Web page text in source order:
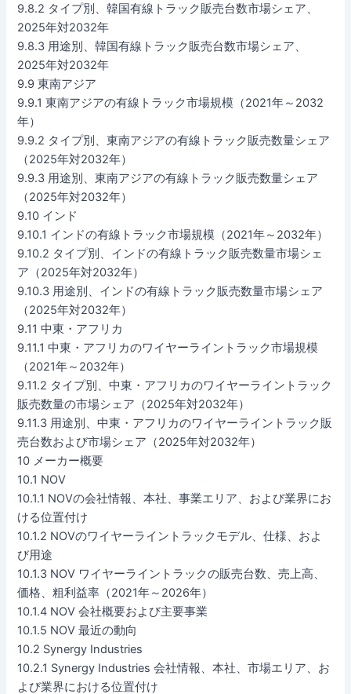
9.8.2 タイプ別、韓国有線トラック販売台数市場シェア、
2025年対2032年
9.8.3 用途別、韓国有線トラック販売台数市場シェア、
2025年対2032年
9.9 東南アジア
9.9.1 東南アジアの有線トラック市場規模（2021年～2032
年）
9.9.2 タイプ別、東南アジアの有線トラック販売数量シェア
（2025年対2032年）
9.9.3 用途別、東南アジアの有線トラック販売数量シェア
（2025年対2032年）
9.10 インド
9.10.1 インドの有線トラック市場規模（2021年～2032年）
9.10.2 タイプ別、インドの有線トラック販売数量市場シェ
ア（2025年対2032年）
9.10.3 用途別、インドの有線トラック販売数量市場シェア
（2025年対2032年）
9.11 中東・アフリカ
9.11.1 中東・アフリカのワイヤーライントラック市場規模
（2021年～2032年）
9.11.2 タイプ別、中東・アフリカのワイヤーライントラック
販売数量の市場シェア（2025年対2032年）
9.11.3 用途別、中東・アフリカのワイヤーライントラック販
売台数および市場シェア（2025年対2032年）
10 メーカー概要
10.1 NOV
10.1.1 NOVの会社情報、本社、事業エリア、および業界にお
ける位置付け
10.1.2 NOVのワイヤーライントラックモデル、仕様、およ
び用途
10.1.3 NOV ワイヤーライントラックの販売台数、売上高、
価格、粗利益率（2021年～2026年）
10.1.4 NOV 会社概要および主要事業
10.1.5 NOV 最近の動向
10.2 Synergy Industries
10.2.1 Synergy Industries 会社情報、本社、市場エリア、お
よび業界における位置付け